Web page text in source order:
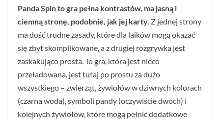
Panda Spin to gra pełna kontrastów, ma jasną i
ciemną stronę, podobnie, jak jej karty. Z jednej strony
ma dość trudne zasady, które dla laików mogą okazać
się zbyt skomplikowane, a z drugiej rozgrywka jest
zaskakująco prosta. To gra, która jest nieco
przeładowana, jest tutaj po prostu za dużo
wszystkiego – zwierząt, żywiołów w dziwnych kolorach
(czarna woda), symboli pandy (oczywiście dwóch) i
kolejnych żywiołów, które mogą pełnić dodatkowe